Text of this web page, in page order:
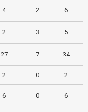
4 2 6
2 3 5
27 7 34
2 0 2
6 0 6